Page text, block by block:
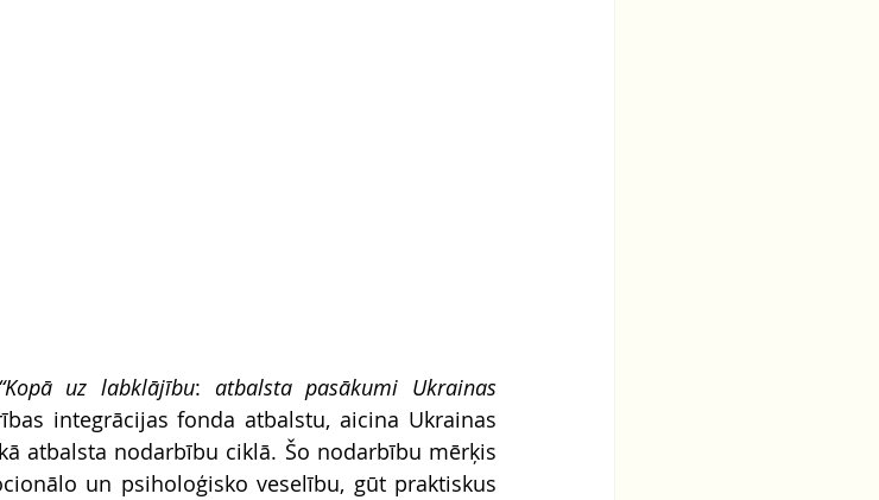
“Kopā uz labklājību: atbalsta pasākumi Ukrainas
integrācijas fonda atbalstu, aicina Ukrainas
atbalsta nodarbību ciklā. Šo nodarbību mērķis
un psiholoģisko veselību, gūt praktiskus